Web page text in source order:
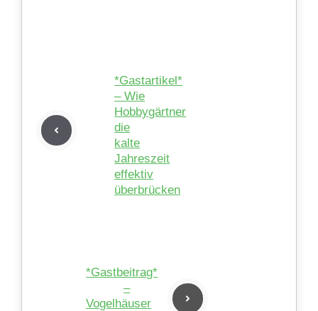
*Gastartikel*
– Wie
Hobbygärtner
die
kalte
Jahreszeit
effektiv
überbrücken
*Gastbeitrag*
–
Vogelhäuser